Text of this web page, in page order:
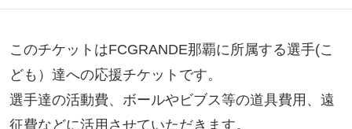
このチケットはFCGRANDE那覇に所属する選手(こ
ども）達への応援チケットです。
選手達の活動費、ボールやビブス等の道具費用、遠
征費などに活用させていただきます。